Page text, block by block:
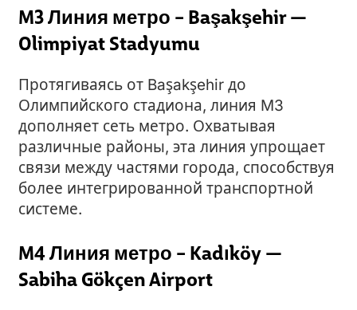
M3 Линия метро – Başakşehir —
Olimpiyat Stadyumu
Протягиваясь от Başakşehir до
Олимпийского стадиона, линия M3
дополняет сеть метро. Охватывая
различные районы, эта линия упрощает
связи между частями города, способствуя
более интегрированной транспортной
системе.
M4 Линия метро – Kadıköy —
Sabiha Gökçen Airport